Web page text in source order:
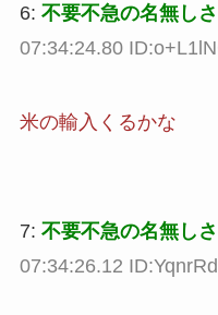
6: 不要不急の名無し
07:34:24.80
米の輸入くるかな
7: 不要不急の名無し
07:34:26.12